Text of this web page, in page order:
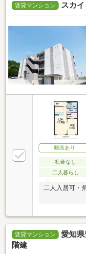
賃貸マンション スカ
動画あり
礼金なし
二人暮らし
二人入居可・
賃貸マンション
愛知
階建